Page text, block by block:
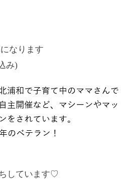
になります
み)
浦和で子育て中のママさんで
主開催など、マシーンやマッ
をされています。
のベテラン！
しています♡